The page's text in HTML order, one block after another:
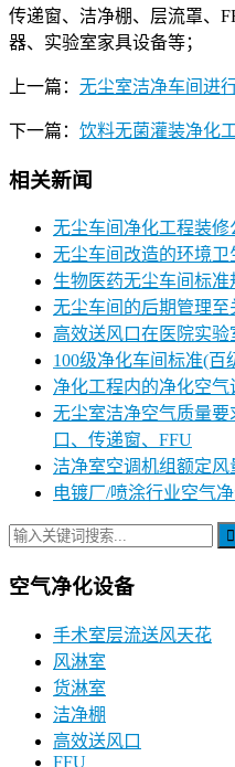
传递窗、洁净棚、层流罩、
器、实验室家具设备等；
上一篇： 无尘室洁净车间进
下一篇： 饮料无菌灌装净化
相关新闻
无尘车间净化工程装修
无尘车间改造的环境
生物医药无尘车间标准
无尘车间的后期管理至
高效送风口在医院实验
100级净化车间标准(百
净化工程内的净化空
无尘室洁净空气质量
口、传递窗、FFU
洁净室空调机组额定风
电镀厂/喷涂行业空气
空气净化设备
手术室层流送风天花
风淋室
货淋室
洁净棚
高效送风口
FFU